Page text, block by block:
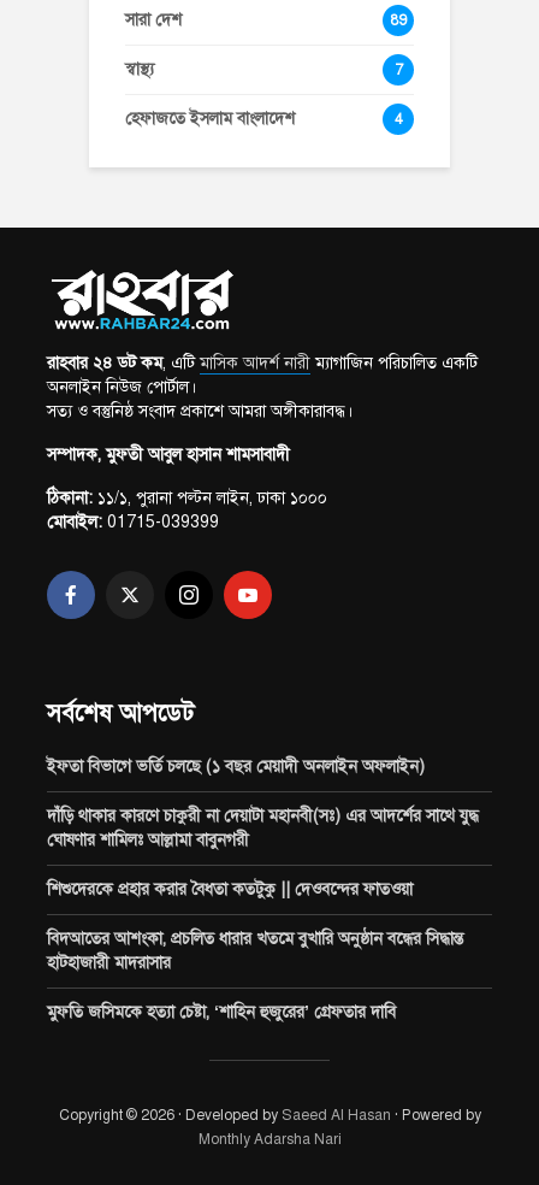
সারা দেশ 89
স্বাস্থ্য 7
হেফাজতে ইসলাম বাংলাদেশ 4
রাহবার ২৪ ডট কম, এটিমাসিক আদর্শ নারীম্যাগাজিন পরিচালিত একটি
অনলাইন নিউজ পোর্টাল।
সত্য ও বস্তুনিষ্ঠ সংবাদ প্রকাশে আমরা অঙ্গীকারাবদ্ধ।
সম্পাদক, মুফতী আবুল হাসান শামসাবাদী
ঠিকানা: ১১/১, পুরানা পল্টন লাইন, ঢাকা ১০০০
মোবাইল: 01715-039399
সর্বশেষ আপডেট
ইফতা বিভাগে ভর্তি চলছে (১ বছর মেয়াদী অনলাইন অফলাইন)
দাঁড়ি থাকার কারণে চাকুরী না দেয়াটা মহানবী(সঃ) এর আদর্শের সাথে যুদ্ধ
ঘোষণার শামিলঃ আল্লামা বাবুনগরী
শিশুদেরকে প্রহার করার বৈধতা কতটুকু || দেওবন্দের ফাতওয়া
বিদআতের আশংকা, প্রচলিত ধারার খতমে বুখারি অনুষ্ঠান বন্ধের সিদ্ধান্ত
হাটহাজারী মাদরাসার
মুফতি জসিমকে হত্যা চেষ্টা, ‘শাহিন হুজুরের’ গ্রেফতার দাবি
Copyright © 2026 · Developed by Saeed Al Hasan · Powered by
Monthly Adarsha Nari